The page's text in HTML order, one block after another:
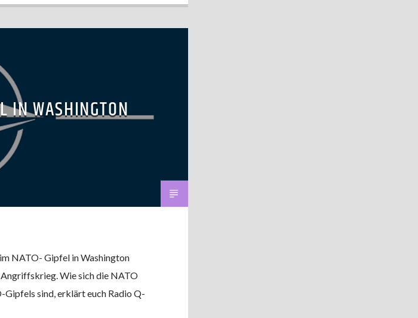
IN WASHINGTON
NATO- Gipfel in Washington
Angriffskrieg. Wie sich die NATO
Gipfels sind, erklärt euch Radio Q-